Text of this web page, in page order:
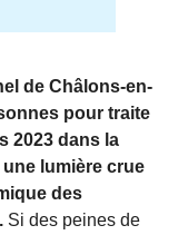
de Châlons-en-
pour traite
2023 dans la
lumière crue
des
Si des peines de